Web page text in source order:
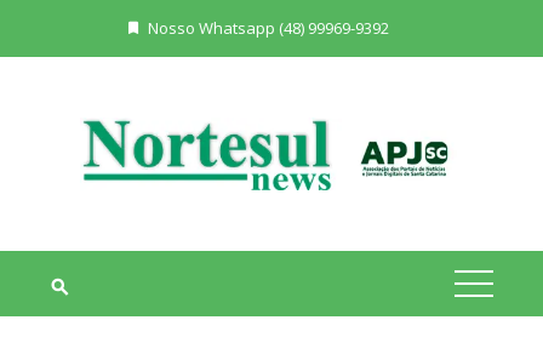
Nosso Whatsapp (48) 99969-9392